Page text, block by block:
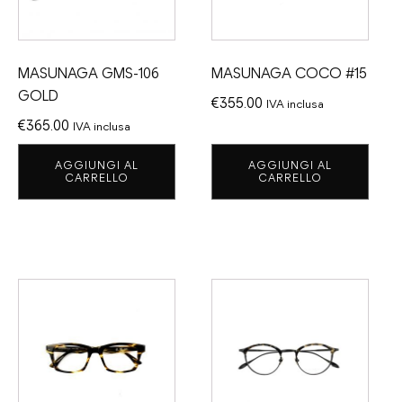
MASUNAGA GMS-106
GOLD
€365.00 IVA inclusa
AGGIUNGI AL
CARRELLO
MASUNAGA COCO #15
€355.00 IVA inclusa
AGGIUNGI AL
CARRELLO